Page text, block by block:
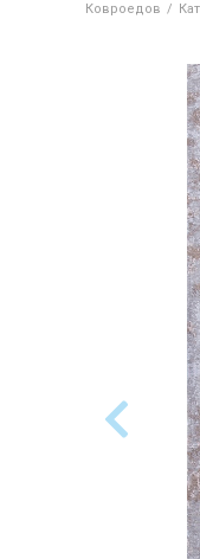
Ковроедов /